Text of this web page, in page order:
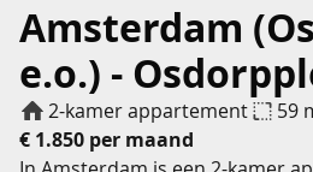
Amsterdam
e.o.) -
2-kamer appartement 59
€ 1.850 per maand